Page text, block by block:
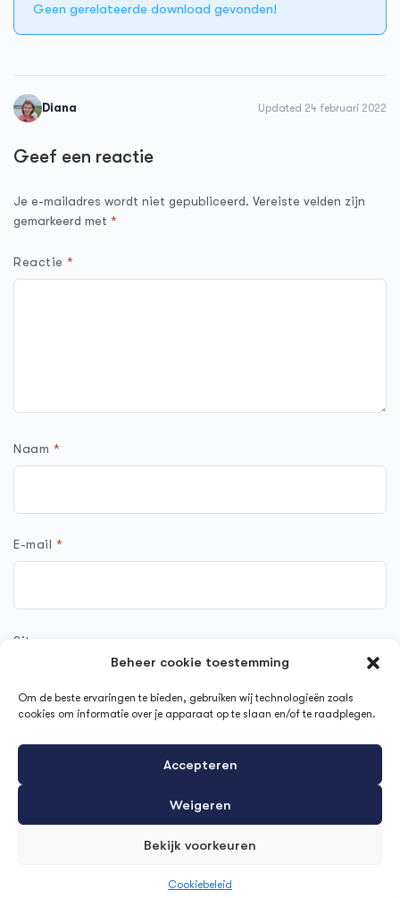
Beheer cookie toestemming
Om de beste ervaringen te bieden, gebruiken wij technologieën zoals
cookies om informatie over je apparaat op te slaan en/of te raadplegen.
Accepteren
Weigeren
Bekijk voorkeuren
Cookiebeleid
Geen gerelateerde download gevonden!
Diana Updated 24 februari 2022
Geef een reactie
Je e-mailadres wordt niet gepubliceerd. Vereiste velden zijn
gemarkeerd met *
Reactie*
Naam *
E-mail *
Site
volgende keer wanneer ik een reactie plaats.